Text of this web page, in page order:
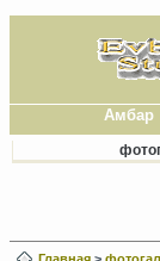
Амбар